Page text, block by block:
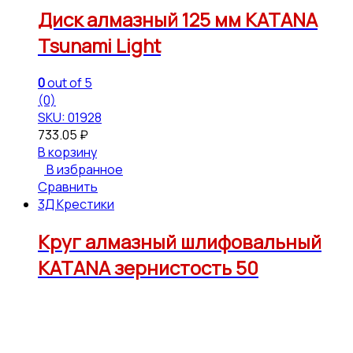
Диск алмазный 125 мм KATANA
Tsunami Light
0out of 5
(0)
SKU: 01928
733.05 ₽
В корзину
В избранное
Сравнить
3Д Крестики
Круг алмазный шлифовальный
KATANA зернистость 50